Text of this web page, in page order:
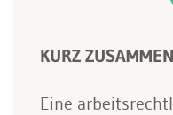
KURZ
Eine